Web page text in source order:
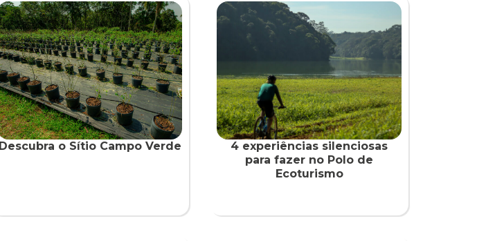
Descubra o Sítio Campo Verde
4 experiências silenciosas
para fazer no Polo de
Ecoturismo